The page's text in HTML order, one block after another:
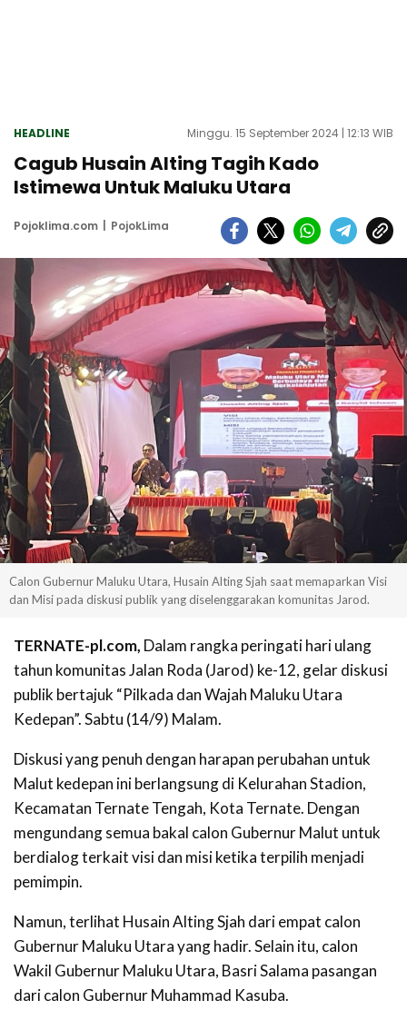
HEADLINE Minggu. 15 September 2024 | 12:13 WIB
Cagub Husain Alting Tagih Kado
Istimewa Untuk Maluku Utara
Pojoklima.com PojokLima
Calon Gubernur Maluku Utara, Husain Alting Sjah saat memaparkan Visi
dan Misi pada diskusi publik yang diselenggarakan komunitas Jarod.
TERNATE-pl.com, Dalam rangka peringati hari ulang
tahun komunitas Jalan Roda (Jarod) ke-12, gelar diskusi
publik bertajuk “Pilkada dan Wajah Maluku Utara
Kedepan”. Sabtu (14/9) Malam.
Diskusi yang penuh dengan harapan perubahan untuk
Malut kedepan ini berlangsung di Kelurahan Stadion,
Kecamatan Ternate Tengah, Kota Ternate. Dengan
mengundang semua bakal calon Gubernur Malut untuk
berdialog terkait visi dan misi ketika terpilih menjadi
pemimpin.
Namun, terlihat Husain Alting Sjah dari empat calon
Gubernur Maluku Utara yang hadir. Selain itu, calon
Wakil Gubernur Maluku Utara, Basri Salama pasangan
dari calon Gubernur Muhammad Kasuba.